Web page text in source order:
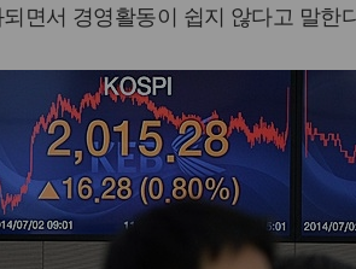
면서 경영활동이 쉽지 않다고 말한